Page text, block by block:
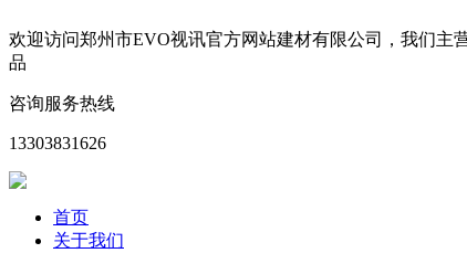
欢迎访问郑州市EVO视讯官方网站建材有限公司，我们
品
咨询服务热线
13303831626
首页
关于我们